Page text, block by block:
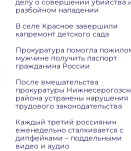
делу о совершении убийства
разбойном нападении
В селе Красное завершили
капремонт детского сада
Прокуратура помогла
мужчине получить паспорт
гражданина России
После вмешательства
прокуратуры
района устранены нарушения
трудового законодательства
Каждый третий россиянин
еженедельно сталкивается с
дипфейками – поддельными
видео и аудио